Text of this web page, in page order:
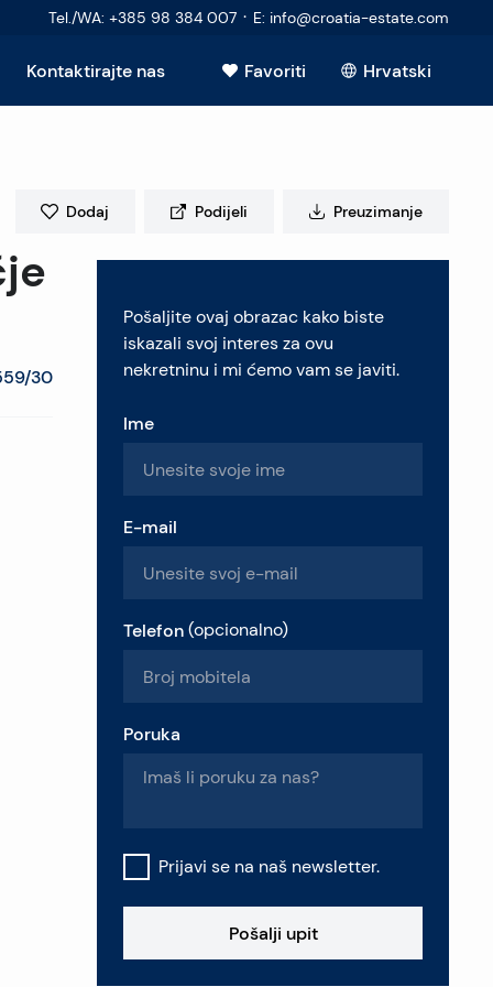
Tel./WA: +385 98 384 007 · E: info@croatia-estate.com
Kontaktirajte nas Favoriti Hrvatski
Vidi sve
30
Dodaj Podijeli Preuzimanje
Pošaljite ovaj obrazac kako biste
iskazali svoj interes za ovu
nekretninu i mi ćemo vam se javiti.
Ime
E-mail
Telefon (opcionalno)
Poruka
Prijavi se na naš newsletter.
Pošalji upit